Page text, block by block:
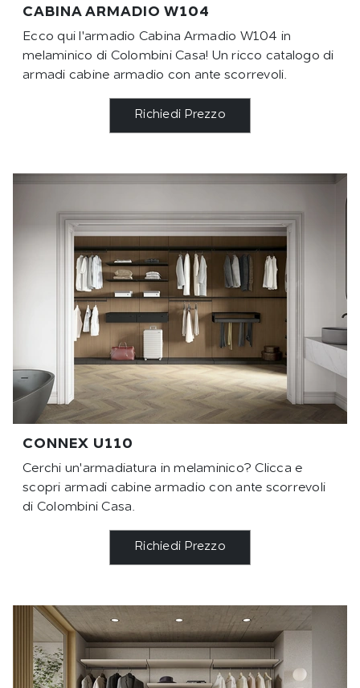
CABINA ARMADIO W104
Ecco qui l'armadio Cabina Armadio W104 in
melaminico di Colombini Casa! Un ricco catalogo di
armadi cabine armadio con ante scorrevoli.
Richiedi Prezzo
CONNEX U110
Cerchi un'armadiatura in melaminico? Clicca e
scopri armadi cabine armadio con ante scorrevoli
di Colombini Casa.
Richiedi Prezzo